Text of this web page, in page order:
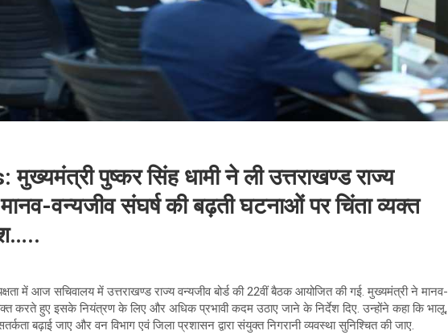
पुष्कर सिंह धामी ने ली उत्तराखण्ड राज्य
वन्यजीव संघर्ष की बढ़ती घटनाओं पर चिंता व्यक्त
में आज सचिवालय में उत्तराखण्ड राज्य वन्यजीव बोर्ड की 22वीं बैठक आयोजित की गई. मुख्यमंत्री ने मानव-
करते हुए इसके नियंत्रण के लिए और अधिक प्रभावी कदम उठाए जाने के निर्देश दिए. उन्होंने कहा कि भालू,
बढ़ाई जाए और वन विभाग एवं जिला प्रशासन द्वारा संयुक्त निगरानी व्यवस्था सुनिश्चित की जाए.